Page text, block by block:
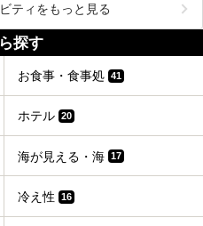
ティをもっと見る
探す
お食事・食事処 41
ホテル 20
海が見える・海 17
冷え性 16